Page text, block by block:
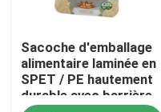
Contrôle de qualité
Contactez-nous
Sacoche d'emballage
alimentaire laminée en
SPET / PE hautement
durable avec barrière